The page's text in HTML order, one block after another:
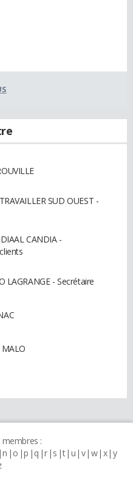
SUD OUEST -
CANDIA -
- Secrétaire
:
n o p q r s t u v w x y